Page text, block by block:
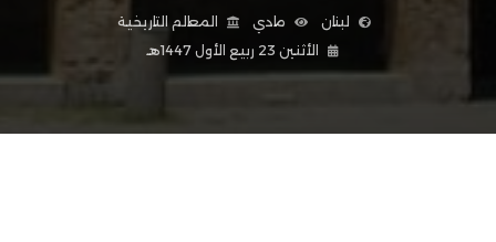
لبنان مادي
المعالم التاريخية
الأثنين 23 ربيع الأول 1447هـ